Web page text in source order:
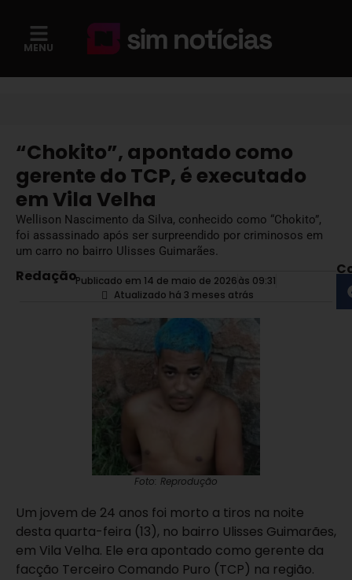
MENU
“Chokito”, apontado como
gerente do TCP, é executado
em Vila Velha
Wellison Nascimento da Silva, conhecido como “Chokito”,
foi assassinado após ser surpreendido por criminosos em
um carro no bairro Ulisses Guimarães.
RedaçãoPublicado em 14 de maio de 2026às 09:31
Atualizado há 3 meses atrás
Foto: Reprodução
Um jovem de 24 anos foi morto a tiros na noite
desta quarta-feira (13), no bairro Ulisses Guimarães,
em Vila Velha. Ele era apontado como gerente da
facção Terceiro Comando Puro (TCP) na região.